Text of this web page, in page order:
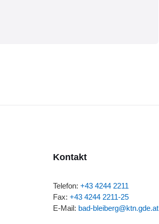
Kontakt
Telefon: +43 4244 2211
Fax: +43 4244 2211-25
E-Mail: bad-bleiberg@ktn.gde.at